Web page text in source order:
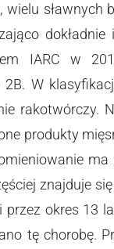
sławnych
IARC w
W
rakotwórczy.
produkty
znajduje
przez okres 13
tę chorobę.